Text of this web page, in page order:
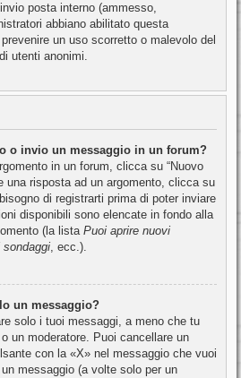
posta interno (ammesso,
abbiano abilitato questa
un uso scorretto o malevolo del
utenti anonimi.
o invio un messaggio in un forum?
in un forum, clicca su “Nuovo
una risposta ad un argomento, clicca su
di registrarti prima di poter inviare
disponibili sono elencate in fondo alla
(la lista Puoi aprire nuovi
, ecc.).
un messaggio?
solo i tuoi messaggi, a meno che tu
un moderatore. Puoi cancellare un
con la «X» nel messaggio che vuoi
messaggio (a volte solo per un